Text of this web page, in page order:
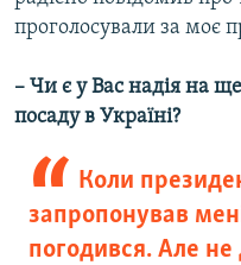
проголосували за моє
– Чи є у Вас надія на
посаду в Україні?
Коли
запропонував
погодився. Але